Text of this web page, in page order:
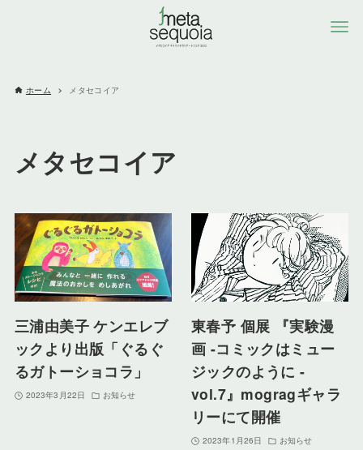
ホーム メタセコイア
メタセコイア
三浦由美子 ケンエレブ
ックより出版「ぐるぐ
るガトーショコラ」
2023年3月22日 お知らせ
東春予 個展 『実験漫
画 -コミックはミュー
ジックのように -
vol.7』mogragギャラ
リーにて開催
2023年1月26日 お知らせ